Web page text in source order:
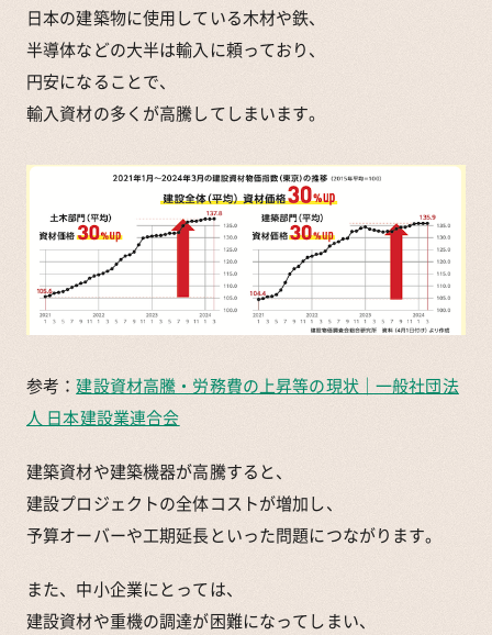
日本の建築物に使用している木材や鉄、
半導体などの大半は輸入に頼っており、
円安になることで、
輸入資材の多くが高騰してしまいます。
参考：建設資材高騰・労務費の上昇等の現状｜一般社団法
人 日本建設業連合会
建築資材や建築機器が高騰すると、
建設プロジェクトの全体コストが増加し、
予算オーバーや工期延長といった問題につながります。
また、中小企業にとっては、
建設資材や重機の調達が困難になってしまい、